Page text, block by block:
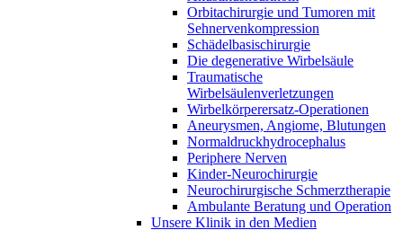
Orbitachirurgie und Tumoren mit
Sehnervenkompression
Schädelbasischirurgie
Die degenerative Wirbelsäule
Traumatische
Wirbelsäulenverletzungen
Wirbelkörperersatz-Operationen
Aneurysmen, Angiome, Blutungen
Normaldruckhydrocephalus
Periphere Nerven
Kinder-Neurochirurgie
Neurochirurgische Schmerztherapie
Ambulante Beratung und Operation
Unsere Klinik in den Medien